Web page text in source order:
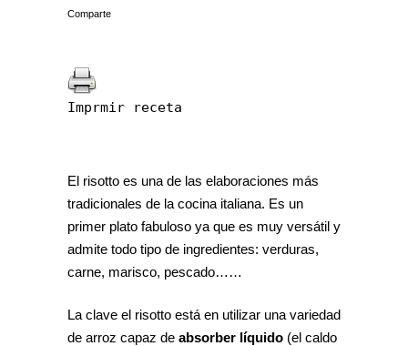
Comparte
Imprmir receta
El risotto es una de las elaboraciones más
tradicionales de la cocina italiana. Es un
primer plato fabuloso ya que es muy versátil y
admite todo tipo de ingredientes: verduras,
carne, marisco, pescado……
La clave el risotto está en utilizar una variedad
de arroz capaz de absorber líquido (el caldo